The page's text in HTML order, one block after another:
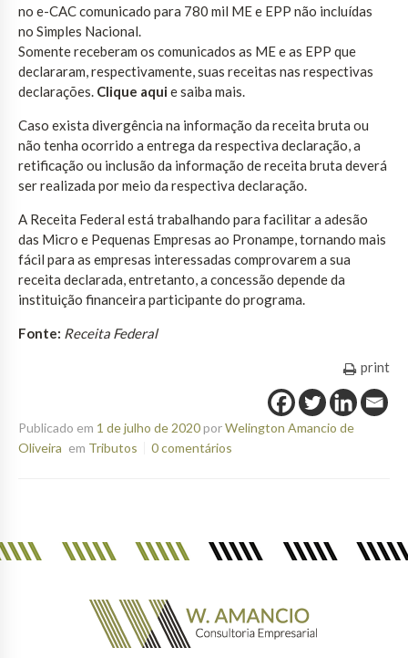
no e-CAC comunicado para 780 mil ME e EPP não incluídas
no Simples Nacional.
Somente receberam os comunicados as ME e as EPP que
declararam, respectivamente, suas receitas nas respectivas
declarações. Clique aquie saiba mais.
Caso exista divergência na informação da receita bruta ou
não tenha ocorrido a entrega da respectiva declaração, a
retificação ou inclusão da informação de receita bruta deverá
ser realizada por meio da respectiva declaração.
A Receita Federal está trabalhando para facilitar a adesão
das Micro e Pequenas Empresas ao Pronampe, tornando mais
fácil para as empresas interessadas comprovarem a sua
receita declarada, entretanto, a concessão depende da
instituição financeira participante do programa.
Fonte: Receita Federal
print
Publicado em 1 de julho de 2020porWelington Amancio de
Oliveira em Tributos 0 comentários